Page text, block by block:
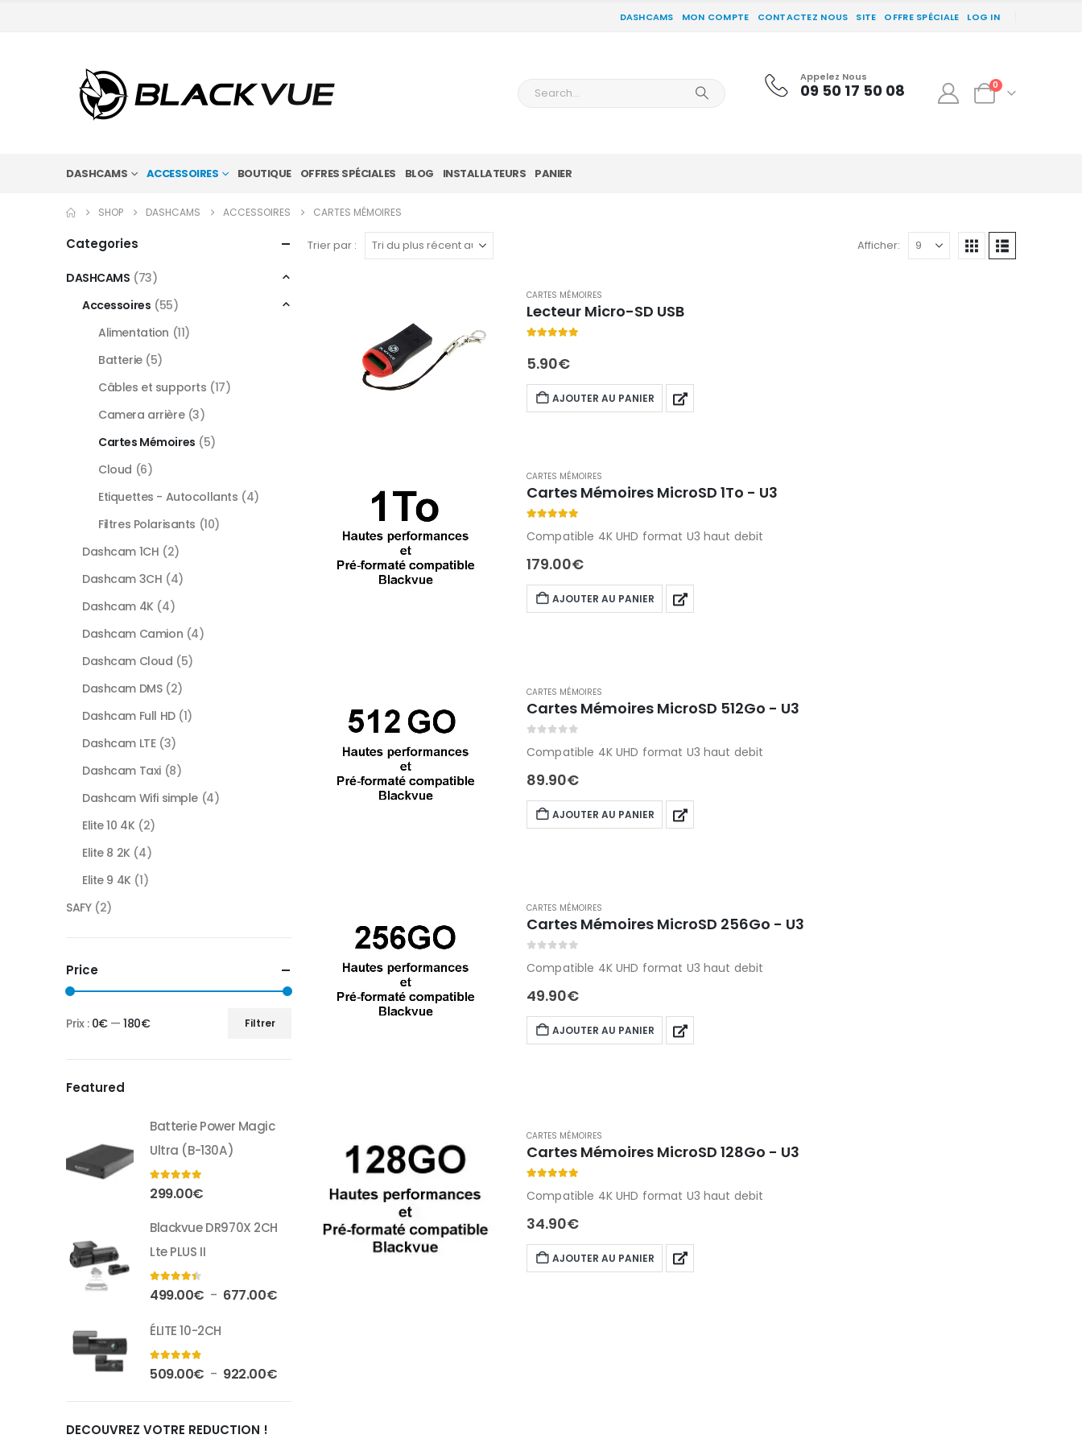
DASHCAMS MON COMPTE CONTACTEZ NOUS SITE OFFRE SPÉCIALE LOG IN
Appelez Nous
09 50 17 50 08 0
DASHCAMS ACCESSOIRES BOUTIQUE OFFRES SPÉCIALES BLOG INSTALLATEURS PANIER
SHOP DASHCAMS ACCESSOIRES CARTES MÉMOIRES
Trier par : Afficher:
CARTES MÉMOIRES
Lecteur Micro-SD USB
5.90€
AJOUTER AU PANIER
CARTES MÉMOIRES
Cartes Mémoires MicroSD 1To - U3
Compatible 4K UHD format U3 haut debit
179.00€
AJOUTER AU PANIER
CARTES MÉMOIRES
Cartes Mémoires MicroSD 512Go - U3
Compatible 4K UHD format U3 haut debit
89.90€
AJOUTER AU PANIER
CARTES MÉMOIRES
Cartes Mémoires MicroSD 256Go - U3
Compatible 4K UHD format U3 haut debit
49.90€
AJOUTER AU PANIER
CARTES MÉMOIRES
Cartes Mémoires MicroSD 128Go - U3
Compatible 4K UHD format U3 haut debit
34.90€
AJOUTER AU PANIER
Categories
DASHCAMS (73)
Accessoires (55)
Alimentation (11)
Batterie (5)
Câbles et supports (17)
Camera arrière (3)
Cartes Mémoires (5)
Cloud (6)
Etiquettes - Autocollants (4)
Filtres Polarisants (10)
Dashcam 1CH (2)
Dashcam 3CH (4)
Dashcam 4K (4)
Dashcam Camion (4)
Dashcam Cloud (5)
Dashcam DMS (2)
Dashcam Full HD (1)
Dashcam LTE (3)
Dashcam Taxi (8)
Dashcam Wifi simple (4)
Elite 10 4K (2)
Elite 8 2K (4)
Elite 9 4K (1)
SAFY (2)
Price
min
max
Filtrer
Prix : 0€—180€
Featured
Batterie Power Magic
Ultra (B-130A)
5.00out of 5
299.00€
Blackvue DR970X 2CH
Lte PLUS II
4.33out of 5
499.00€ – 677.00€Plage
à
ÉLITE 10-2CH
4.75out of 5
509.00€ – 922.00€Plage
DECOUVREZ VOTRE REDUCTION !